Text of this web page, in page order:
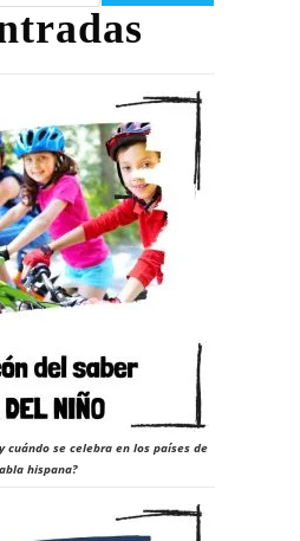
cuándo se celebra en los países de
hispana?